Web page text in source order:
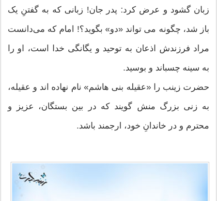
زبان گشود و عرض کرد: پدر جان! زبانی که به گفتنِ یک
باز شد، چگونه می تواند «دو» بگوید؟! امام که می‌دانست
مراد فرزندش اذعان به توحید و یگانگی خدا است، او را
به سینه چسباند و بوسید.
حضرت زینب را «عقیله بنی هاشم» نام نهاده اند و عقیله،
به زنی بزرگ منش گویند که در بین بستگان، عزیز و
محترم و در خاندانِ خود، ارجمند باشد.